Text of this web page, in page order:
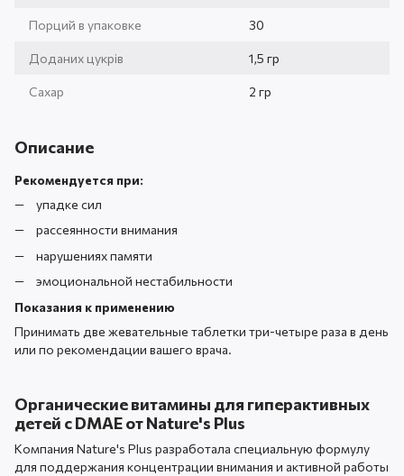
Порций в упаковке 30
Доданих цукрів 1,5 гр
Сахар 2 гр
Описание
Рекомендуется при:
упадке сил
рассеянности внимания
нарушениях памяти
эмоциональной нестабильности
Показания к применению
Принимать две жевательные таблетки три-четыре раза в день
или по рекомендации вашего врача.
Органические витамины для гиперактивных
детей с DMAE от Nature's Plus
Компания Nature's Plus разработала специальную формулу
для поддержания концентрации внимания и активной работы